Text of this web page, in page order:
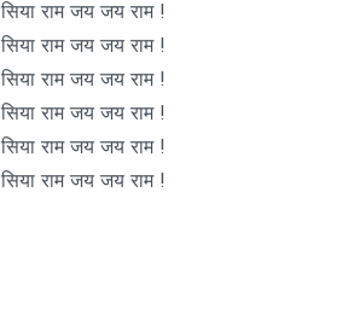
सिया राम जय जय राम !
सिया राम जय जय राम !
सिया राम जय जय राम !
सिया राम जय जय राम !
सिया राम जय जय राम !
सिया राम जय जय राम !